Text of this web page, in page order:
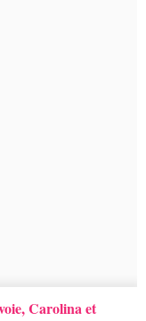
Carolina et